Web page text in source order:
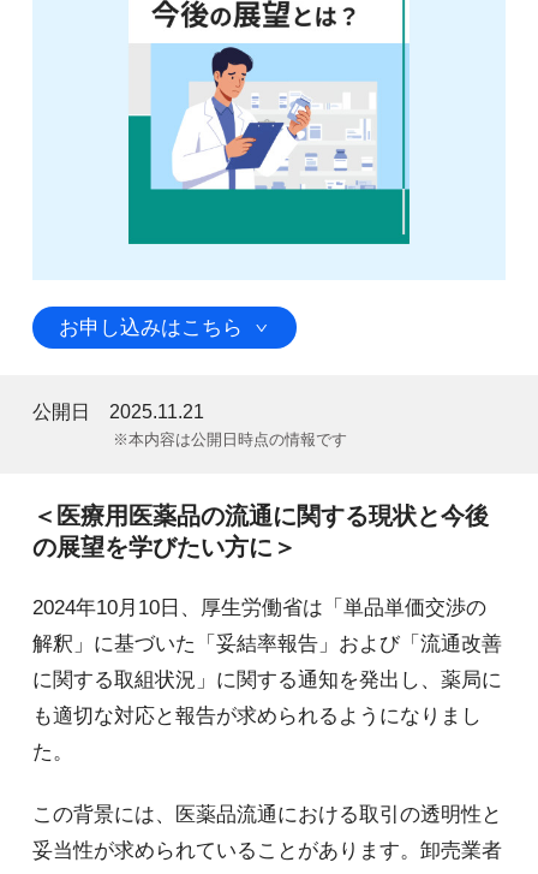
お申し込みはこちら
公開日 2025.11.21
※本内容は公開日時点の情報です
＜医療用医薬品の流通に関する現状と今後
の展望を学びたい方に＞
2024年10月10日、厚生労働省は「単品単価交渉の
解釈」に基づいた「妥結率報告」および「流通改善
に関する取組状況」に関する通知を発出し、薬局に
も適切な対応と報告が求められるようになりまし
た。
この背景には、医薬品流通における取引の透明性と
妥当性が求められていることがあります。卸売業者